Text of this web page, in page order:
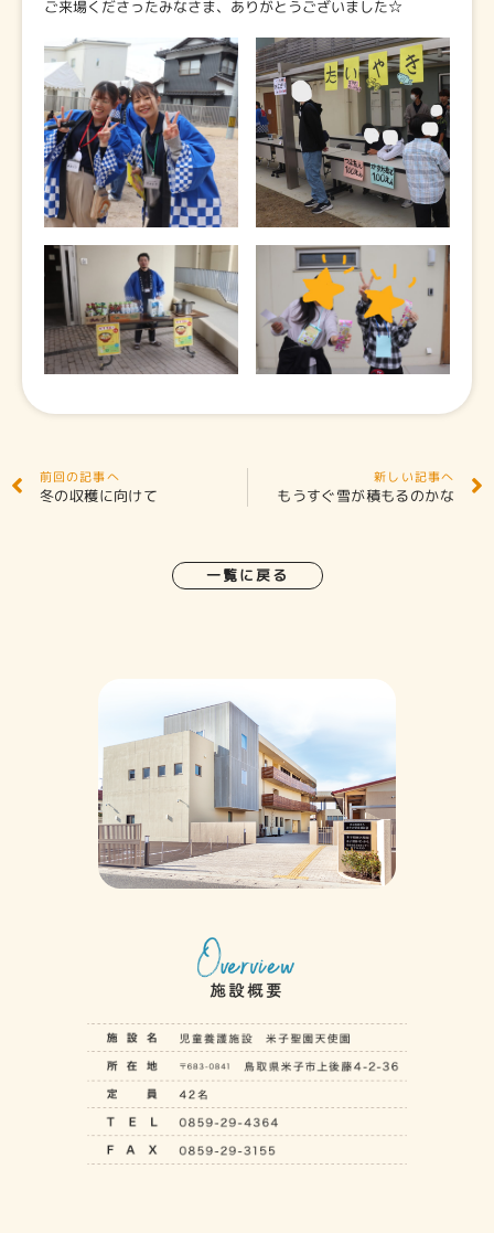
ご来場くださったみなさま、ありがとうございました☆
前回の記事へ
冬の収穫に向けて
新しい記事へ
もうすぐ雪が積もるのかな
一覧に戻る